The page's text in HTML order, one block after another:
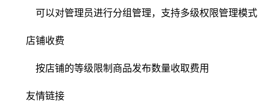
可以对管理员进行分组管理，支持多级权限管理模式
店铺收费
按店铺的等级限制商品发布数量收取费用
友情链接